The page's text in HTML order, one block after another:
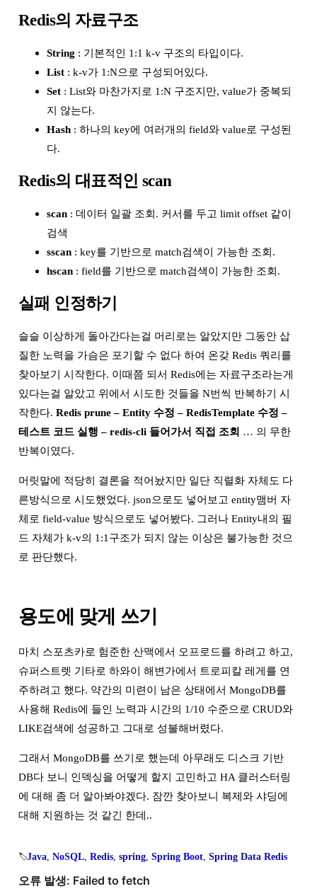
Redis의 자료구조
String : 기본적인 1:1 k-v 구조의 타입이다.
List: k-v가 1:N으로 구성되어있다.
Set: List와 마찬가지로 1:N 구조지만, value가 중복되
지 않는다.
Hash: 하나의 key에 여러개의 field와 value로 구성된
다.
Redis의 대표적인 scan
scan: 데이터 일괄 조회. 커서를 두고 limit offset 같이
검색
sscan: key를 기반으로 match검색이 가능한 조회.
hscan: field를 기반으로 match검색이 가능한 조회.
실패 인정하기
슬슬 이상하게 돌아간다는걸 머리로는 알았지만 그동안 삽
질한 노력을 가슴은 포기할 수 없다 하여 온갖 Redis 쿼리를
찾아보기 시작한다. 이때쯤 되서 Redis에는 자료구조라는게
있다는걸 알았고 위에서 시도한 것들을 N번씩 반복하기 시
작한다. Redis prune – Entity 수정 – RedisTemplate 수정 –
테스트 코드 실행 – redis-cli 들어가서 직접 조회 … 의 무한
반복이였다.
머릿말에 적당히 결론을 적어놨지만 일단 직렬화 자체도 다
른방식으로 시도했었다. json으로도 넣어보고 entity맴버 자
체로 field-value 방식으로도 넣어봤다. 그러나 Entity내의 필
드 자체가 k-v의 1:1구조가 되지 않는 이상은 불가능한 것으
로 판단했다.
용도에 맞게 쓰기
마치 스포츠카로 험준한 산맥에서 오프로드를 하려고 하고,
슈퍼스트렛 기타로 하와이 해변가에서 트로피칼 레게를 연
주하려고 했다. 약간의 미련이 남은 상태에서 MongoDB를
사용해 Redis에 들인 노력과 시간의 1/10 수준으로 CRUD와
LIKE검색에 성공하고 그대로 성불해버렸다.
그래서 MongoDB를 쓰기로 했는데 아무래도 디스크 기반
DB다 보니 인덱싱을 어떻게 할지 고민하고 HA 클러스터링
에 대해 좀 더 알아봐야겠다. 잠깐 찾아보니 복제와 샤딩에
대해 지원하는 것 같긴 한데..
🏷️Java, NoSQL, Redis, spring, Spring Boot, Spring Data Redis